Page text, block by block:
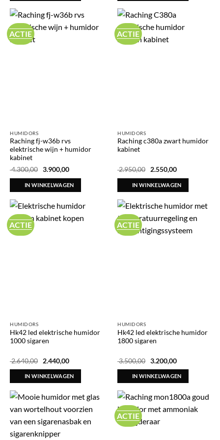
ACTIE
HUMIDORS
Raching fj-w36b rvs
elektrische wijn + humidor
kabinet
4.300,00
Oorspronkelijke
was:
€ 4.300,00.
3.900,00Huidige
is:
€ 3.900,00.
IN WINKELWAGEN
ACTIE
HUMIDORS
Raching c380a zwart humidor
kabinet
2.950,00
Oorspronkelijke
was:
€ 2.950,00.
2.550,00Huidige
is:
€ 2.550,00.
IN WINKELWAGEN
ACTIE
HUMIDORS
Hk42 led elektrische humidor
1000 sigaren
2.640,00
Oorspronkelijke
was:
€ 2.640,00.
2.440,00Huidige
is:
€ 2.440,00.
IN WINKELWAGEN
ACTIE
HUMIDORS
Hk42 led elektrische humidor
1800 sigaren
3.500,00
Oorspronkelijke
was:
€ 3.500,00.
3.200,00Huidige
is:
€ 3.200,00.
IN WINKELWAGEN
ACTIE